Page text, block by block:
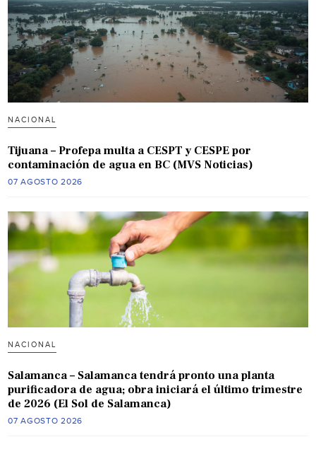
NACIONAL
Tijuana – Profepa multa a CESPT y CESPE por
contaminación de agua en BC (MVS Noticias)
07 AGOSTO 2026
NACIONAL
Salamanca – Salamanca tendrá pronto una planta
purificadora de agua; obra iniciará el último trimestre
de 2026 (El Sol de Salamanca)
07 AGOSTO 2026